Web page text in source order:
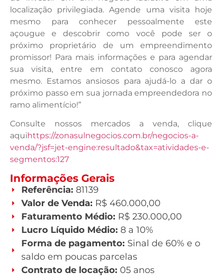
localização privilegiada. Agende uma visita hoje
mesmo para conhecer pessoalmente este
açougue e descobrir como você pode ser o
próximo proprietário de um empreendimento
promissor! Para mais informações e para agendar
sua visita, entre em contato conosco agora
mesmo. Estamos ansiosos para ajudá-lo a dar o
próximo passo em sua jornada empreendedora no
ramo alimentício!”
Consulte nossos mercados a venda, clique
aquihttps://zonasulnegocios.com.br/negocios-a-
venda/?jsf=jet-engine:resultado&tax=atividades-e-
segmentos:127
Informações Gerais
Referência: 81139
Valor de Venda: R$ 460.000,00
Faturamento Médio: R$ 230.000,00
Lucro Líquido Médio: 8 a 10%
Forma de pagamento: Sinal de 60% e o
saldo em poucas parcelas
Contrato de locação: 05 anos